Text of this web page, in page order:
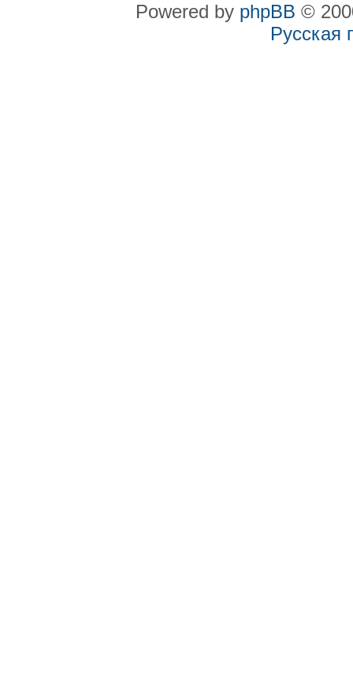
Powered by phpBB ©
Русская